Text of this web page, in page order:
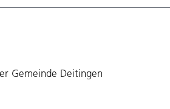
Gemeinde Deitingen